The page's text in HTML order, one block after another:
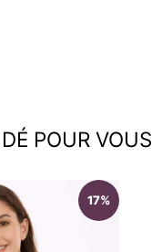
POUR VOUS
17%